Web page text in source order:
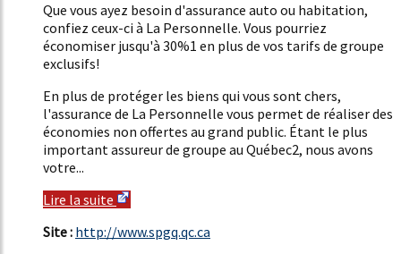
Que vous ayez besoin d'assurance auto ou habitation,
confiez ceux-ci à La Personnelle. Vous pourriez
économiser jusqu'à 30%1 en plus de vos tarifs de groupe
exclusifs!
En plus de protéger les biens qui vous sont chers,
l'assurance de La Personnelle vous permet de réaliser des
économies non offertes au grand public. Étant le plus
important assureur de groupe au Québec2, nous avons
votre...
Lire la suite
Site : http://www.spgq.qc.ca